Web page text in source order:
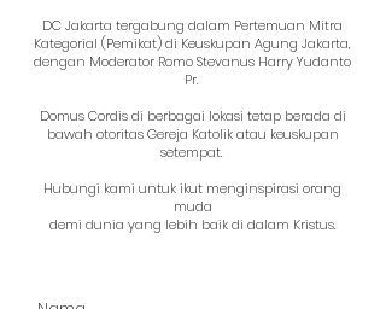
DC Jakarta tergabung dalam Pertemuan Mitra
Kategorial (Pemikat) di Keuskupan Agung Jakarta,
dengan Moderator Romo Stevanus Harry Yudanto
Pr.
Domus Cordis di berbagai lokasi tetap berada di
bawah otoritas Gereja Katolik atau keuskupan
setempat.
Hubungi kami untuk ikut menginspirasi orang
muda
demi dunia yang lebih baik di dalam Kristus.